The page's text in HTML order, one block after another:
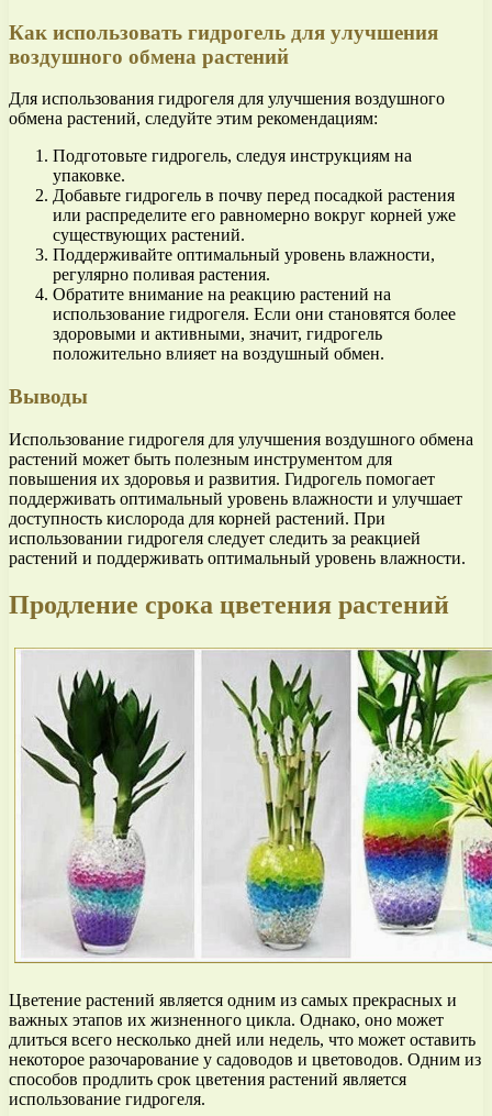
Как использовать гидрогель для улучшения
воздушного обмена растений
Для использования гидрогеля для улучшения воздушного
обмена растений, следуйте этим рекомендациям:
Подготовьте гидрогель, следуя инструкциям на
упаковке.
Добавьте гидрогель в почву перед посадкой растения
или распределите его равномерно вокруг корней уже
существующих растений.
Поддерживайте оптимальный уровень влажности,
регулярно поливая растения.
Обратите внимание на реакцию растений на
использование гидрогеля. Если они становятся более
здоровыми и активными, значит, гидрогель
положительно влияет на воздушный обмен.
Выводы
Использование гидрогеля для улучшения воздушного обмена
растений может быть полезным инструментом для
повышения их здоровья и развития. Гидрогель помогает
поддерживать оптимальный уровень влажности и улучшает
доступность кислорода для корней растений. При
использовании гидрогеля следует следить за реакцией
растений и поддерживать оптимальный уровень влажности.
Продление срока цветения растений
Цветение растений является одним из самых прекрасных и
важных этапов их жизненного цикла. Однако, оно может
длиться всего несколько дней или недель, что может оставить
некоторое разочарование у садоводов и цветоводов. Одним из
способов продлить срок цветения растений является
использование гидрогеля.